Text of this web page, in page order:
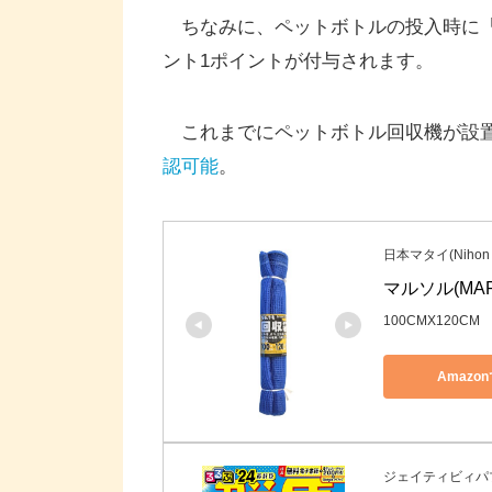
ちなみに、ペットボトルの投入時に
ント1ポイントが付与されます。
これまでにペットボトル回収機が設
認可能。
日本マタイ
マルソル
100CMX120CM
Amazon
ジェイティビィ